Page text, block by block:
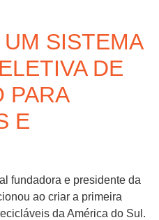
SISTEMA
DE
PARA
E
fundadora e presidente da
ao criar a primeira
da América do Sul.